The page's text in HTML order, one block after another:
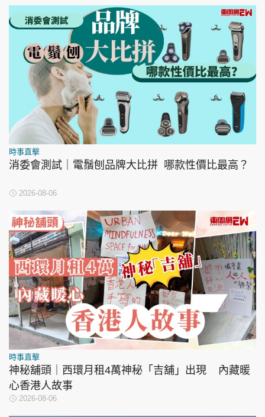
時事直擊
消委會測試｜電鬚刨品牌大比拼 哪款性價比最高？
2026-08-06
時事直擊
神秘舖頭｜西環月租4萬神秘「吉舖」出現 內藏暖
心香港人故事
2026-08-06